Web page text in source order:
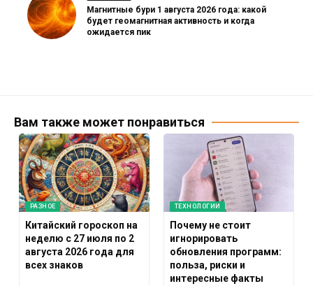
Магнитные бури 1 августа 2026 года: какой
будет геомагнитная активность и когда
ожидается пик
Вам также может понравиться
РАЗНОЕ
Китайский гороскоп на
неделю с 27 июля по 2
августа 2026 года для
всех знаков
ТЕХНОЛОГИИ
Почему не стоит
игнорировать
обновления программ:
польза, риски и
интересные факты